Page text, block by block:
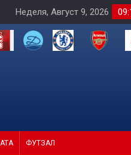
Неделя, Август 9, 2026
ФУТЗАЛ